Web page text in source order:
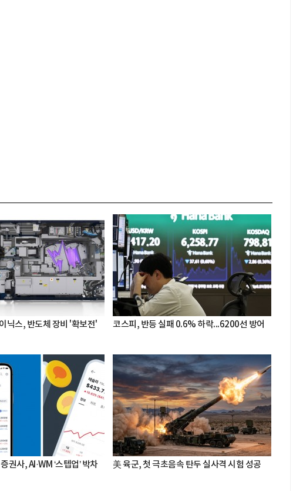
닉스, 반도체 장비 '확보전' 코스피, 반등 실패 0.6% 하락...6200선 방어
권사, AI·WM ‘스텝업’ 박차 美 육군, 첫 극초음속 탄두 실사격 시험 성공
박지수 아나운서가 타본 ‘전설의 무쏘’… “여성·